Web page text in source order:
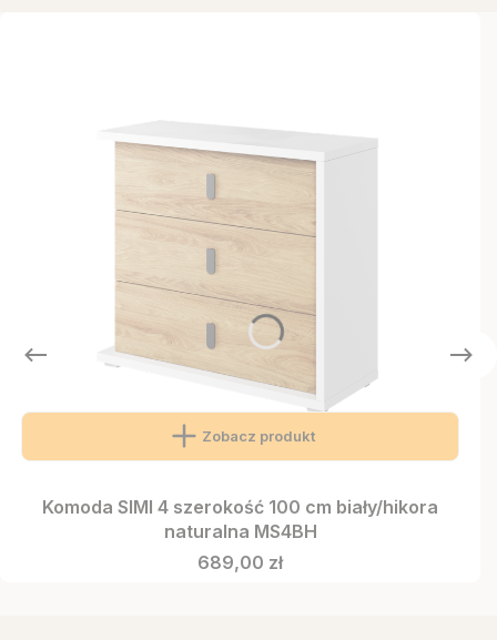
Zobacz produkt
Komoda SIMI 4 szerokość 100 cm biały/hikora
naturalna MS4BH
Cena
689,00 zł